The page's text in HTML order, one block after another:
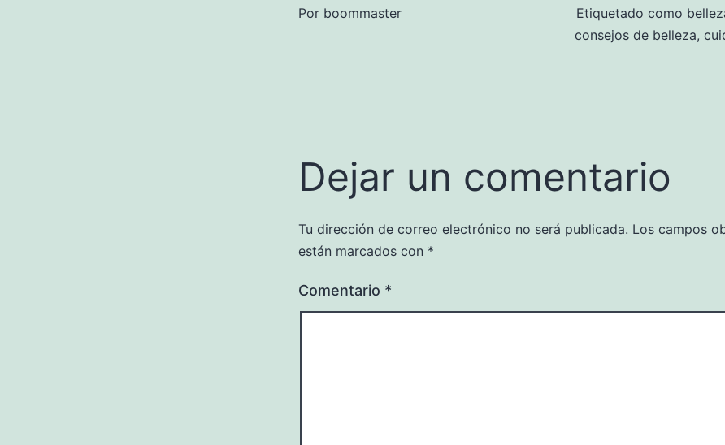
Por boommaster
Etiquetado como
consejos de belleza,
Dejar un comentario
Tu dirección de correo electrónico no será publicada. Los campos
están marcados con *
Comentario *